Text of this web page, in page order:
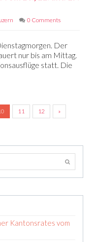
0 Comments
Der
nur bis am Mittag.
statt. Die
11 12 »
Kantonsrates vom